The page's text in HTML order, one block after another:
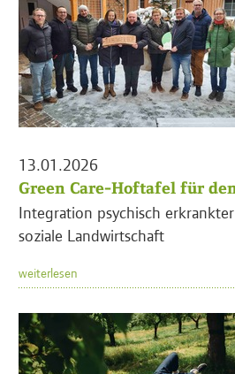
13.01.2026
Green Care-Hoftafel für
Integration psychisch
soziale Landwirtschaft
weiterlesen